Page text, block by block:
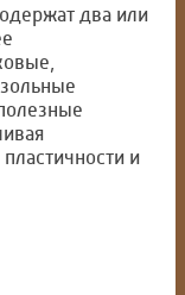
два или
и